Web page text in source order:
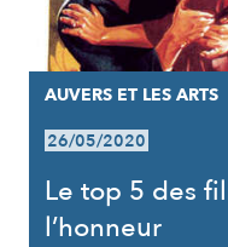
AUVERS ET LES ARTS
26/05/2020
Le top 5 des
l’honneur